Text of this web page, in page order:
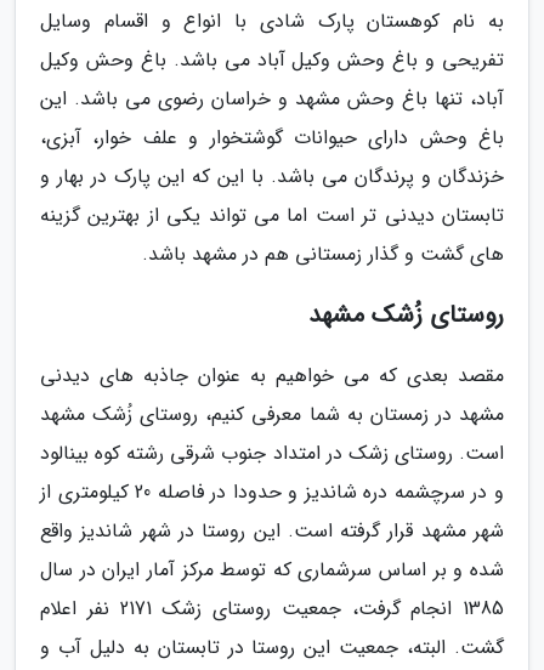
به نام کوهستان پارک شادی با انواع و اقسام وسایل
تفریحی و باغ وحش وکیل آباد می باشد. باغ وحش وکیل
آباد، تنها باغ وحش مشهد و خراسان رضوی می باشد. این
باغ وحش دارای حیوانات گوشتخوار و علف خوار، آبزی،
خزندگان و پرندگان می باشد. با این که این پارک در بهار و
تابستان دیدنی تر است اما می تواند یکی از بهترین گزینه
های گشت و گذار زمستانی هم در مشهد باشد.
روستای زُشک مشهد
مقصد بعدی که می خواهیم به عنوان جاذبه های دیدنی
مشهد در زمستان به شما معرفی کنیم، روستای زُشک مشهد
است. روستای زشک در امتداد جنوب شرقی رشته کوه بینالود
و در سرچشمه دره شاندیز و حدودا در فاصله 20 کیلومتری از
شهر مشهد قرار گرفته است. این روستا در شهر شاندیز واقع
شده و بر اساس سرشماری که توسط مرکز آمار ایران در سال
1385 انجام گرفت، جمعیت روستای زشک 2171 نفر اعلام
گشت. البته، جمعیت این روستا در تابستان به دلیل آب و